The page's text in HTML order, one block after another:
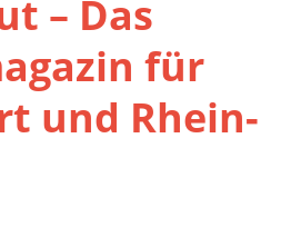
– Das
für
und Rhein-